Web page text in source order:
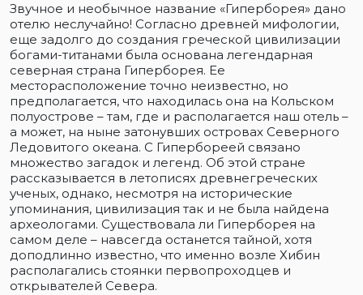
Звучное и необычное название «Гиперборея» дано
отелю неслучайно! Согласно древней мифологии,
еще задолго до создания греческой цивилизации
богами-титанами была основана легендарная
северная страна Гиперборея. Ее
месторасположение точно неизвестно, но
предполагается, что находилась она на Кольском
полуострове – там, где и располагается наш отель –
а может, на ныне затонувших островах Северного
Ледовитого океана. С Гипербореей связано
множество загадок и легенд. Об этой стране
рассказывается в летописях древнегреческих
ученых, однако, несмотря на исторические
упоминания, цивилизация так и не была найдена
археологами. Существовала ли Гиперборея на
самом деле – навсегда останется тайной, хотя
доподлинно известно, что именно возле Хибин
располагались стоянки первопроходцев и
открывателей Севера.